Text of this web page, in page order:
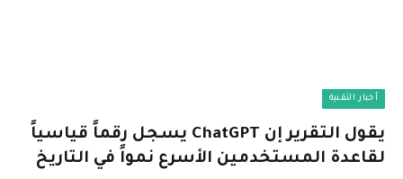
أخبار التقنية
يقول التقرير إن ChatGPT يسجل رقماً قياسياً
لقاعدة المستخدمين الأسرع نمواً في التاريخ